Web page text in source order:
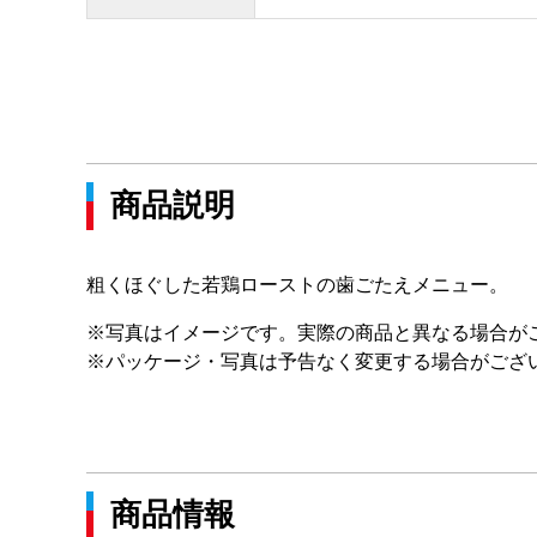
商品説明
粗くほぐした若鶏ローストの歯ごたえメニュー。
※写真はイメージです。実際の商品と異なる場合が
※パッケージ・写真は予告なく変更する場合がござ
商品情報